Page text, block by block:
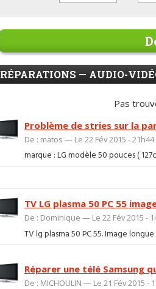
RÉPARATIONS — AUDIO-
Pas
Problème de stries sur la
De : matos — Le 22 Fév 2015 -
marque : LG modèle 50 pouces (
TV LG plasma 50 PC 55
De : Dominique — Le 22 Fév 2015 -
TV lg plasma 50 PC 55. Image
Réparer une télé Samsung
De : MICHOULIN — Le 21 Fév 2015 -